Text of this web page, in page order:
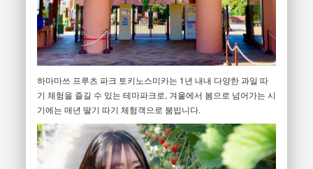
하마마쓰 프루츠 파크 토키노스미카는 1년 내내 다양한 과일 따
기 체험을 즐길 수 있는 테마파크로, 겨울에서 봄으로 넘어가는 시
기에는 매년 딸기 따기 체험객으로 붐빕니다.